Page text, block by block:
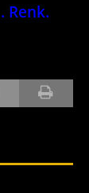
Renk.